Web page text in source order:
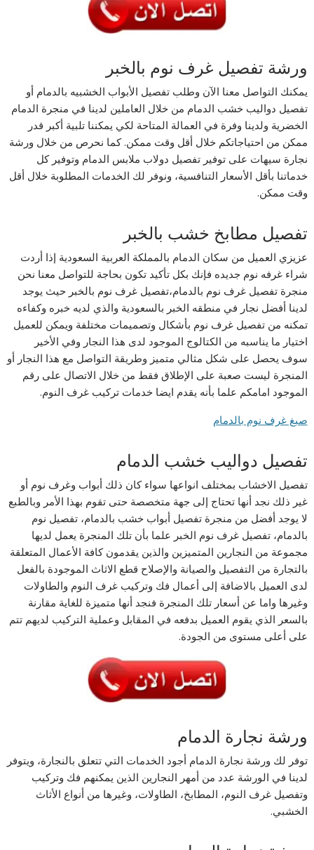
ورشة تفصيل غرف نوم بالخبر
يمكنك التواصل معنا الآن وطلب تفصيل الأبواب الخشبيه بالدمام أو
تفصيل دواليب خشب الدمام من خلال العاملين لدينا في منجرة الدمام
الخضرية ولدينا وفرة في العمالة المتاحة لكي يمكننا تلبية أكبر قدر
ممكن من احتياجاتكم خلال أقل وقت ممكن. كما نحرص من خلال ورشة
نجارة سيهات‎ على توفير تفصيل دولاب ملابس الدمام وتوفير كل
خدماتنا بأقل الأسعار التنافسية، ونوفر لك الخدمات المطلوبة خلال أقل
وقت ممكن.
تفصيل مطابخ خشب بالخبر
عزيزي العميل من سكان الدمام بالمملكة العربية السعودية إذا أردت
شراء غرفه نوم جديده فإنك بكل تأكيد تكون بحاجة للتواصل معنا نحن
منجرة تفصيل غرف نوم بالدمام،تفصيل غرف نوم بالخبر حيث يوجد
لدينا أفضل نجار في منطقه الخبر بالسعودية والذي لديه خبره وكفاءه
تمكنه من تفصيل غرف نوم بأشكال وتصميمات مختلفة ويمكن للعميل
اختيار ما يناسبه من الكتالوج الموجود لدى هذا النجار وفي الأخير
سوف يحصل على شكل مثالي متميز وطريقة التواصل مع هذا النجار أو
المنجرة ليست صعبة على الإطلاق فقط من خلال الاتصال على رقم
الموجود امامكم علما بأنه يقدم ايضا خدمات تركيب غرف النوم.
صبغ غرف نوم بالدمام
تفصيل دواليب خشب الدمام
تفصيل الاخشاب بمختلف انواعها سواء كان ذلك أبواب وغرف نوم أو
غير ذلك نجد أنها تحتاج إلى جهة متخصصة حتى تقوم بهذا الأمر وبالطبع
لا يوجد أفضل من منجرة تفصيل أبواب خشب بالدمام، تفصيل نوم
بالدمام، تفصيل غرف نوم الخبر علما بأن تلك المنجرة يعمل لديها
مجموعة من النجارين المتميزين والذين يقدمون كافة الأعمال المتعلقة
بالتجارة من التفصيل والصيانة والإصلاح قطع الاثاث الموجودة بالفعل
لدى العميل بالاضافة إلى أعمال فك وتركيب غرف النوم والطاولات
وغيرها واما عن أسعار تلك المنجرة فنجد أنها متميزة للغاية مقارنة
بالسعر الذي يقوم العميل بدفعه في المقابل وعملية التركيب لديهم تتم
على أعلى مستوى من الجودة.
ورشة نجارة الدمام
توفر لك ورشة نجارة الدمام أجود الخدمات التي تتعلق بالنجارة، ويتوفر
لدينا في الورشة عدد من أمهر النجارين الذين يمكنهم فك وتركيب
وتفصيل غرف النوم، المطابخ، الطاولات، وغيرها من أنواع الأثاث
الخشبي.